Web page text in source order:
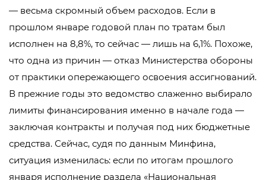
— весьма скромный объем расходов. Если в
прошлом январе годовой план по тратам был
исполнен на 8,8%, то сейчас — лишь на 6,1%. Похоже,
что одна из причин — отказ Министерства обороны
от практики опережающего освоения ассигнований.
В прежние годы это ведомство слаженно выбирало
лимиты финансирования именно в начале года —
заключая контракты и получая под них бюджетные
средства. Сейчас, судя по данным Минфина,
ситуация изменилась: если по итогам прошлого
января исполнение раздела «Национальная